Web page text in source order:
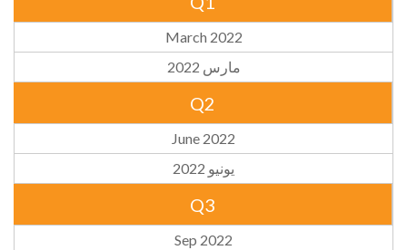
March 2022
مارس 2022
Q2
June 2022
يونيو 2022
Q3
Sep 2022